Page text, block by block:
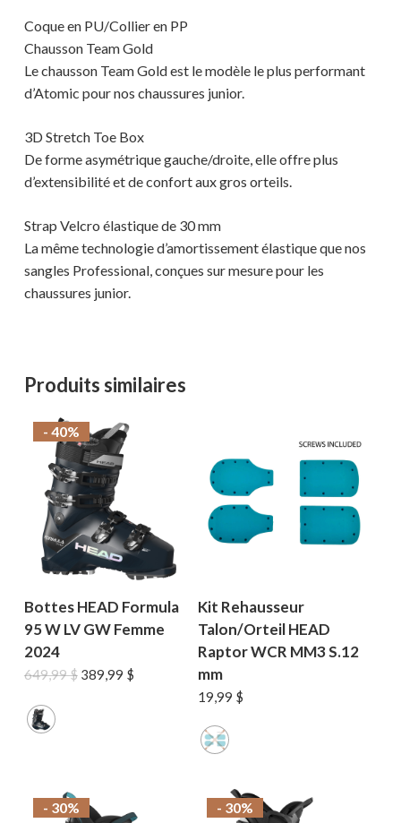
Coque en PU/Collier en PP
Chausson Team Gold
Le chausson Team Gold est le modèle le plus performant
d’Atomic pour nos chaussures junior.
3D Stretch Toe Box
De forme asymétrique gauche/droite, elle offre plus
d’extensibilité et de confort aux gros orteils.
Strap Velcro élastique de 30 mm
La même technologie d’amortissement élastique que nos
sangles Professional, conçues sur mesure pour les
chaussures junior.
Produits similaires
- 40%
Bottes HEAD Formula
95 W LV GW Femme
2024
649,99$ Le
389,99 $Le
Kit Rehausseur
Talon/Orteil HEAD
Raptor WCR MM3 S.12
mm
19,99 $
- 30% - 30%